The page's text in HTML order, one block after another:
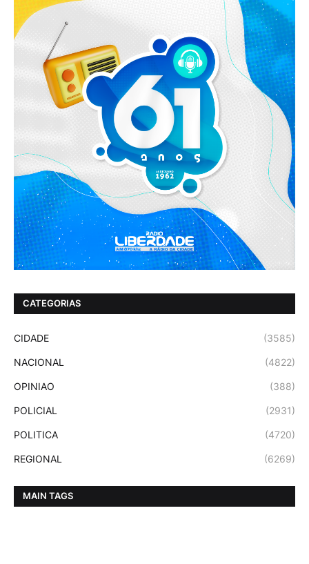
CATEGORIAS
CIDADE (3585)
NACIONAL (4822)
OPINIAO (388)
POLICIAL (2931)
POLITICA (4720)
REGIONAL (6269)
MAIN TAGS